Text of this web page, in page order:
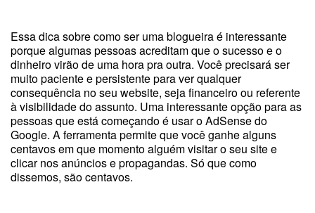
Essa dica sobre como ser uma blogueira é interessante
porque algumas pessoas acreditam que o sucesso e o
dinheiro virão de uma hora pra outra. Você precisará ser
muito paciente e persistente para ver qualquer
consequência no seu website, seja financeiro ou referente
à visibilidade do assunto. Uma interessante opção para as
pessoas que está começando é usar o AdSense do
Google. A ferramenta permite que você ganhe alguns
centavos em que momento alguém visitar o seu site e
clicar nos anúncios e propagandas. Só que como
dissemos, são centavos.